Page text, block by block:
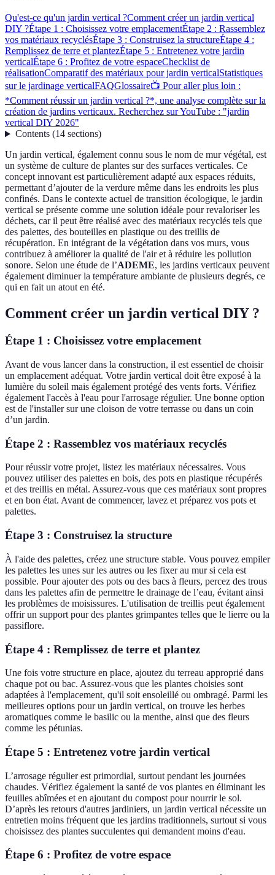
Qu'est-ce qu'un jardin vertical ?Comment créer un jardin vertical
DIY ?Étape 1 : Choisissez votre emplacementÉtape 2 : Rassemblez
vos matériaux recyclésÉtape 3 : Construisez la structureÉtape 4 :
Remplissez de terre et plantezÉtape 5 : Entretenez votre jardin
verticalÉtape 6 : Profitez de votre espaceChecklist de
réalisationComparatif des matériaux pour jardin verticalStatistiques
sur le jardinage verticalFAQGlossaire📺 Pour aller plus loin :
*Comment réussir un jardin vertical ?*, une analyse complète sur la
création de jardins verticaux. Recherchez sur YouTube : "jardin
vertical DIY 2026"
Contents(14 sections)
Un jardin vertical, également connu sous le nom de mur végétal, est
un système de culture de plantes sur des surfaces verticales. Ce
concept innovant est particulièrement adapté aux espaces réduits,
permettant d’ajouter de la verdure même dans les endroits les plus
confinés. Dans le contexte actuel de transition écologique, le jardin
vertical se présente comme une solution idéale pour revaloriser les
déchets, car il peut être réalisé avec des matériaux recyclés tels que
des palettes, des bouteilles en plastique ou des treillis de
récupération. En intégrant de la végétation dans vos murs, vous
contribuez à améliorer la qualité de l'air et à réduire les pollution
sonore. Selon une étude de l’ADEME, les jardins verticaux peuvent
également diminuer la température ambiante de plusieurs degrés, ce
qui en fait un atout en été.
Comment créer un jardin vertical DIY ?
Étape 1 : Choisissez votre emplacement
Avant de vous lancer dans la construction, il est essentiel de choisir
un emplacement adéquat. Votre jardin vertical doit être exposé à la
lumière du soleil mais également protégé des vents forts. Vérifiez
également l'accès à l'eau pour l'arrosage régulier. Une bonne option
est de l'installer sur une cloison de votre terrasse ou dans un coin
d’un jardin.
Étape 2 : Rassemblez vos matériaux recyclés
Pour réussir votre projet, listez les matériaux nécessaires. Vous
pouvez utiliser des palettes en bois, des pots en plastique récupérés
et des treillis en métal. Assurez-vous que ces matériaux sont propres
et en bon état. Avant de commencer, lavez et préparez vos pots et
palettes.
Étape 3 : Construisez la structure
À l'aide des palettes, créez une structure stable. Vous pouvez empiler
les palettes les unes sur les autres ou les fixer au mur si cela est
possible. Pour ajouter des pots ou des bacs à fleurs, percez des trous
dans les palettes afin de permettre le drainage de l’eau, évitant ainsi
les problèmes de moisissures. L'utilisation de treillis peut également
offrir un support pour des plantes grimpantes telles que le lierre ou la
passiflore.
Étape 4 : Remplissez de terre et plantez
Une fois votre structure en place, ajoutez du terreau approprié dans
chaque pot ou bac. Assurez-vous que les plantes choisies sont
adaptées à l'emplacement, qu'il soit ensoleillé ou ombragé. Parmi les
meilleures options pour un jardin vertical, on trouve les herbes
aromatiques comme le basilic ou la menthe, ainsi que des fleurs
comme les pétunias.
Étape 5 : Entretenez votre jardin vertical
L’arrosage régulier est primordial, surtout pendant les journées
chaudes. Vérifiez également la santé de vos plantes en éliminant les
feuilles abîmées et en ajoutant du compost pour nourrir le sol.
D’après les retours d'autres jardiniers, un jardin vertical nécessite un
entretien moins fréquent que les jardins traditionnels, surtout si vous
choisissez des plantes succulentes qui demandent moins d'eau.
Étape 6 : Profitez de votre espace